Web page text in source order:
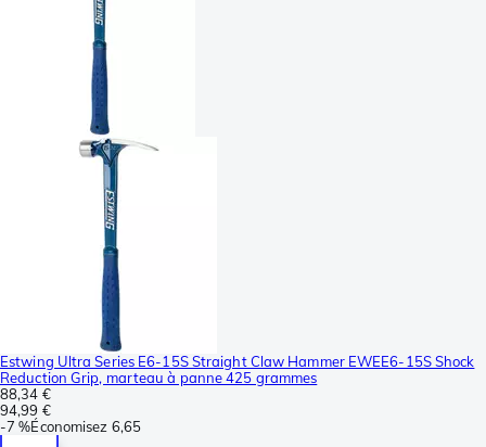
Estwing Ultra Series E6-15S Straight Claw Hammer EWEE6-15S Shock
Reduction Grip, marteau à panne 425 grammes
88,34 €
94,99 €
-7 %Économisez 6,65